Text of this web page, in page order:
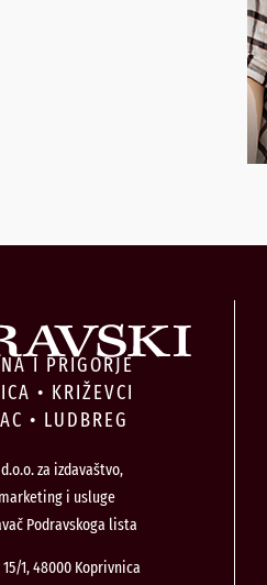
I PRIGORJE
• KRIŽEVCI
• LUDBREG
za izdavaštvo,
i usluge
Podravskoga lista
1, 48000 Koprivnica